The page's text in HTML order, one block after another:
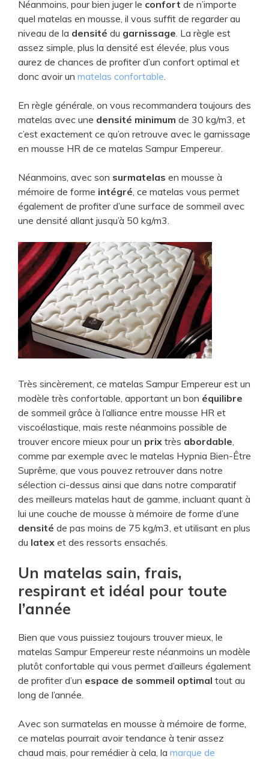
Néanmoins, pour bien juger le confort de n’importe
quel matelas en mousse, il vous suffit de regarder au
niveau de la densité du garnissage . La règle est
assez simple, plus la densité est élevée, plus vous
aurez de chances de profiter d’un confort optimal et
donc avoir un matelas confortable
En règle générale, on vous recommandera toujours des
matelas avec une densité minimum de 30 kg/m3, et
c’est exactement ce qu’on retrouve avec le garnissage
en mousse HR de ce matelas Sampur Empereur.
Néanmoins, avec son surmatelas en mousse à
mémoire de forme intégré , ce matelas vous permet
également de profiter d’une surface de sommeil avec
une densité allant jusqu’à 50 kg/m3.
Très sincèrement, ce matelas Sampur Empereur est un
modèle très confortable, apportant un bon équilibre
de sommeil grâce à l’alliance entre mousse HR et
viscoélastique, mais reste néanmoins possible de
trouver encore mieux pour un prix très abordable
comme par exemple avec le matelas Hypnia Bien-Être
Suprême, que vous pouvez retrouver dans notre
sélection ci-dessus ainsi que dans notre comparatif
des meilleurs matelas haut de gamme, incluant quant à
lui une couche de mousse à mémoire de forme d’une
densité de pas moins de 75 kg/m3, et utilisant en plus
du latex et des ressorts ensachés.
Un matelas sain, frais,
respirant et idéal pour toute
l’année
Bien que vous puissiez toujours trouver mieux, le
matelas Sampur Empereur reste néanmoins un modèle
plutôt confortable qui vous permet d’ailleurs également
de profiter d’un espace de sommeil optimal tout au
long de l’année.
Avec son surmatelas en mousse à mémoire de forme,
ce matelas pourrait avoir tendance à tenir assez
chaud mais, pour remédier à cela, la marque de